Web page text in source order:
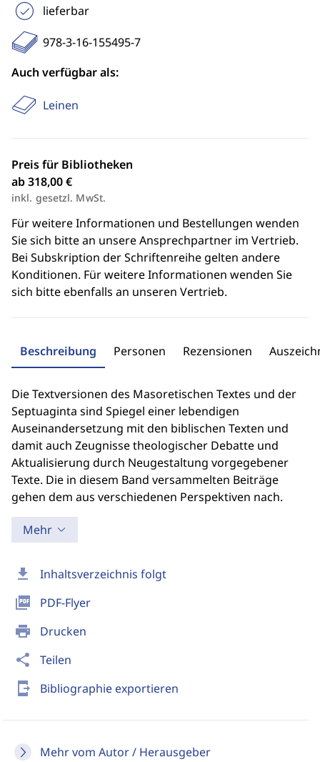
download Inhaltsverzeichnis folgt
picture_as_pdf PDF-Flyer
print Drucken
share Teilen
send_to_mobile Bibliographie exportieren
Mehr vom Autor / Herausgeber
lieferbar
978-3-16-155495-7
Auch verfügbar als:
Leinen
Preis für Bibliotheken
ab 318,00 €
inkl. gesetzl. MwSt.
Für weitere Informationen und Bestellungen wenden
Sie sich bitte an unsere Ansprechpartner im Vertrieb.
Bei Subskription der Schriftenreihe gelten andere
Konditionen. Für weitere Informationen wenden Sie
sich bitte ebenfalls an unseren Vertrieb.
Beschreibung Personen Rezensionen
Die Textversionen des Masoretischen Textes und der
Septuaginta sind Spiegel einer lebendigen
Auseinandersetzung mit den biblischen Texten und
damit auch Zeugnisse theologischer Debatte und
Aktualisierung durch Neugestaltung vorgegebener
Texte. Die in diesem Band versammelten Beiträge
gehen dem aus verschiedenen Perspektiven nach.
Mehr